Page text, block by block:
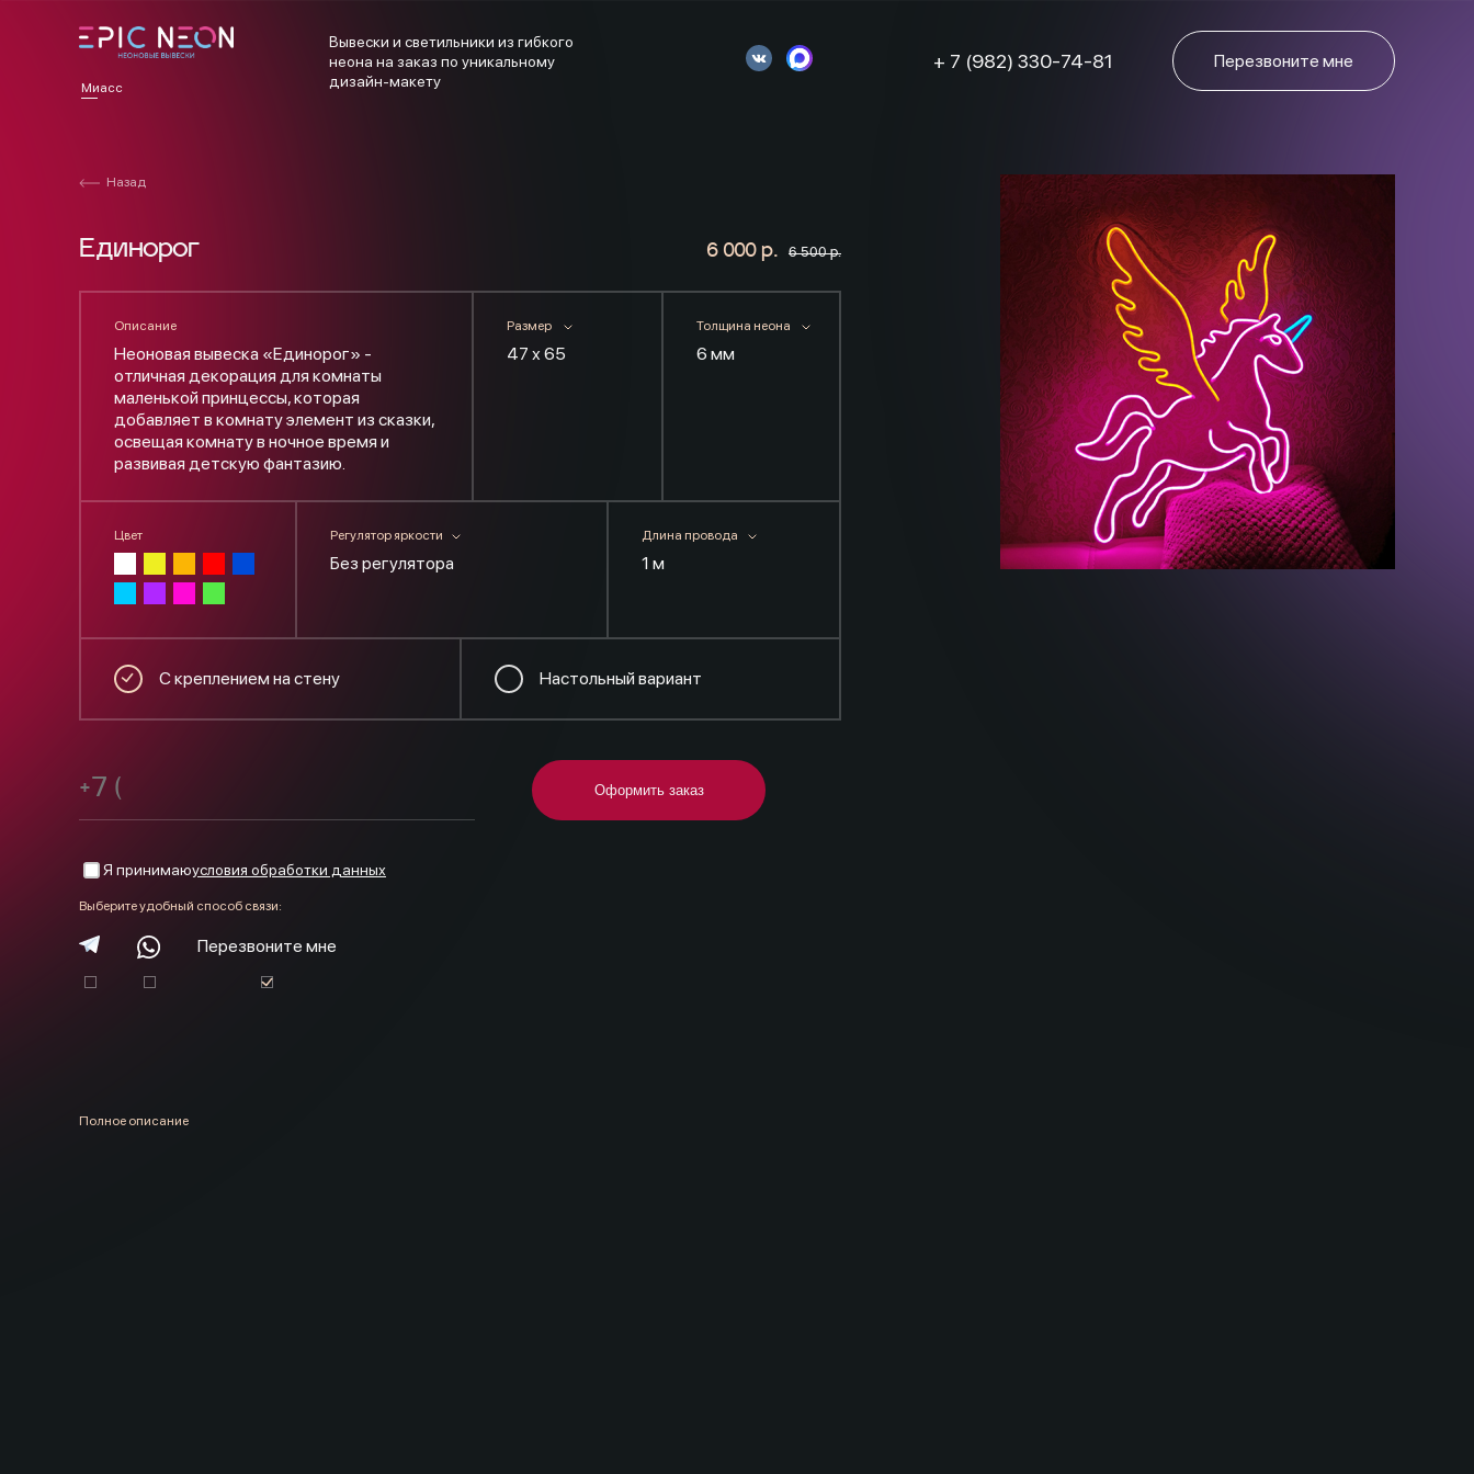
Миасс
Вывески и светильники из гибкого
неона на заказ по уникальному
дизайн-макету
+ 7 (982) 330-74-81 Перезвоните мне
Назад
Единорог 6 000 р. 6 500 р.
Описание
Неоновая вывеска «Единорог» -
отличная декорация для комнаты
маленькой принцессы, которая
добавляет в комнату элемент из сказки,
освещая комнату в ночное время и
развивая детскую фантазию.
Размер
47 х 65
Толщина неона
6 мм
Цвет Регулятор яркости
Без регулятора
Длина провода
1 м
С креплением на стену Настольный вариант
Оформить заказ
Я принимаюусловия обработки данных
Выберите удобный способ связи:
Перезвоните мне
Полное описание